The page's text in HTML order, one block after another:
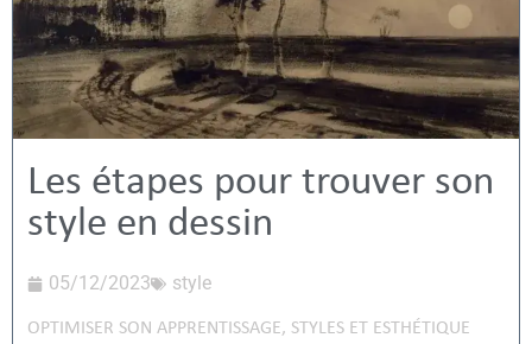
Les étapes pour trouver son
style en dessin
05/12/2023 style
OPTIMISER SON APPRENTISSAGE, STYLES ET ESTHÉTIQUE